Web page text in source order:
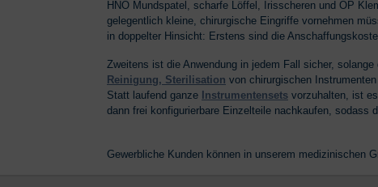
HNO Mundspatel, scharfe Löffel, Irisscheren und OP
gelegentlich kleine, chirurgische Eingriffe vornehmen
in doppelter Hinsicht: Erstens sind die
Zweitens ist die Anwendung in jedem Fall sicher,
Reinigung, Sterilisation von chirurgischen
Statt laufend ganze Instrumentensets vorzuhalten, ist
dann frei konfigurierbare Einzelteile nachkaufen, sodass
Gewerbliche Kunden können in unserem medizinischen